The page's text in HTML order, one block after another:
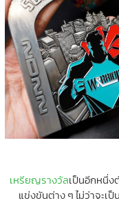
เหรียญรางวัลเป็นอีกหนึ่ง
แข่งขันต่าง ๆ ไม่ว่าจะ